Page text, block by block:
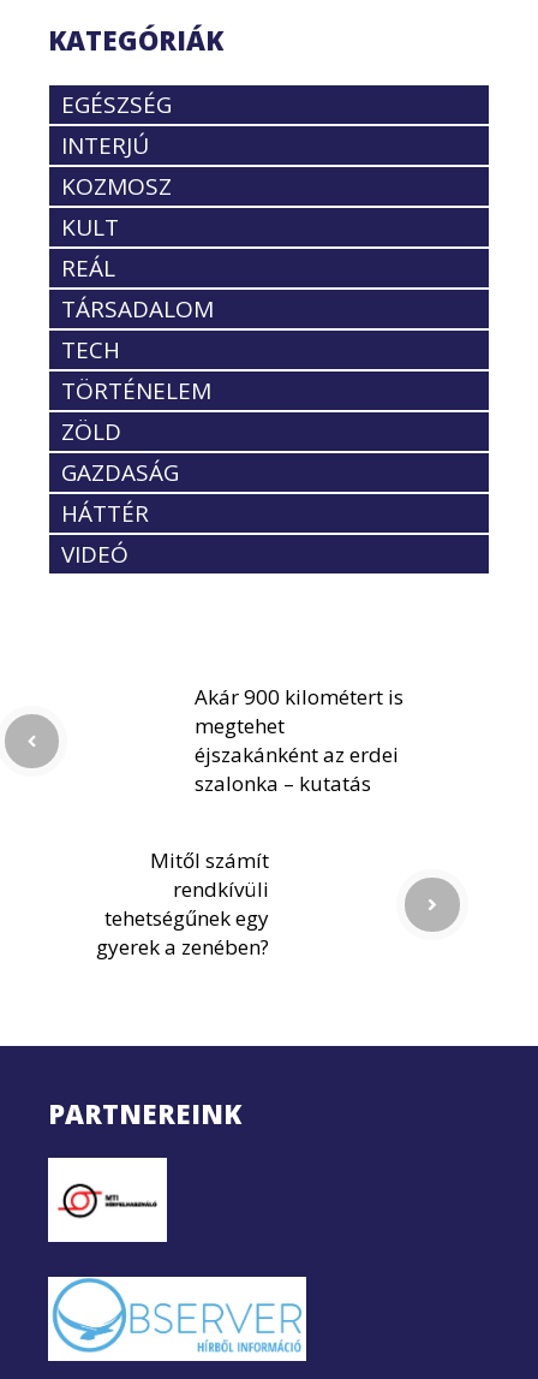
KATEGÓRIÁK
EGÉSZSÉG
INTERJÚ
KOZMOSZ
KULT
REÁL
TÁRSADALOM
TECH
TÖRTÉNELEM
ZÖLD
GAZDASÁG
HÁTTÉR
VIDEÓ
Akár 900 kilométert is
megtehet
éjszakánként az erdei
szalonka – kutatás
Mitől számít
rendkívüli
tehetségűnek egy
gyerek a zenében?
PARTNEREINK